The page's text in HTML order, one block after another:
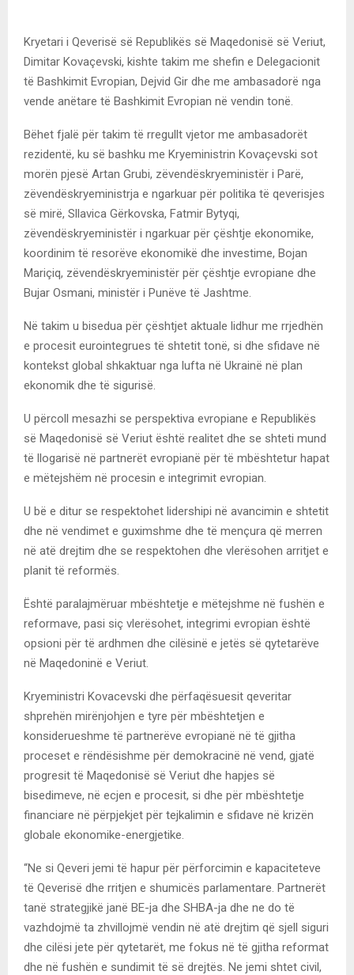
Kryetari i Qeverisë së Republikës së Maqedonisë së Veriut,
Dimitar Kovaçevski, kishte takim me shefin e Delegacionit
të Bashkimit Evropian, Dejvid Gir dhe me ambasadorë nga
vende anëtare të Bashkimit Evropian në vendin tonë.
Bëhet fjalë për takim të rregullt vjetor me ambasadorët
rezidentë, ku së bashku me Kryeministrin Kovaçevski sot
morën pjesë Artan Grubi, zëvendëskryeministër i Parë,
zëvendëskryeministrja e ngarkuar për politika të qeverisjes
së mirë, Sllavica Gërkovska, Fatmir Bytyqi,
zëvendëskryeministër i ngarkuar për çështje ekonomike,
koordinim të resorëve ekonomikë dhe investime, Bojan
Mariçiq, zëvendëskryeministër për çështje evropiane dhe
Bujar Osmani, ministër i Punëve të Jashtme.
Në takim u bisedua për çështjet aktuale lidhur me rrjedhën
e procesit eurointegrues të shtetit tonë, si dhe sfidave në
kontekst global shkaktuar nga lufta në Ukrainë në plan
ekonomik dhe të sigurisë.
U përcoll mesazhi se perspektiva evropiane e Republikës
së Maqedonisë së Veriut është realitet dhe se shteti mund
të llogarisë në partnerët evropianë për të mbështetur hapat
e mëtejshëm në procesin e integrimit evropian.
U bë e ditur se respektohet lidershipi në avancimin e shtetit
dhe në vendimet e guximshme dhe të mençura që merren
në atë drejtim dhe se respektohen dhe vlerësohen arritjet e
planit të reformës.
Është paralajmëruar mbështetje e mëtejshme në fushën e
reformave, pasi siç vlerësohet, integrimi evropian është
opsioni për të ardhmen dhe cilësinë e jetës së qytetarëve
në Maqedoninë e Veriut.
Kryeministri Kovacevski dhe përfaqësuesit qeveritar
shprehën mirënjohjen e tyre për mbështetjen e
konsiderueshme të partnerëve evropianë në të gjitha
proceset e rëndësishme për demokracinë në vend, gjatë
progresit të Maqedonisë së Veriut dhe hapjes së
bisedimeve, në ecjen e procesit, si dhe për mbështetje
financiare në përpjekjet për tejkalimin e sfidave në krizën
globale ekonomike-energjetike.
“Ne si Qeveri jemi të hapur për përforcimin e kapaciteteve
të Qeverisë dhe rritjen e shumicës parlamentare. Partnerët
tanë strategjikë janë BE-ja dhe SHBA-ja dhe ne do të
vazhdojmë ta zhvillojmë vendin në atë drejtim që sjell siguri
dhe cilësi jete për qytetarët, me fokus në të gjitha reformat
dhe në fushën e sundimit të së drejtës. Ne jemi shtet civil,